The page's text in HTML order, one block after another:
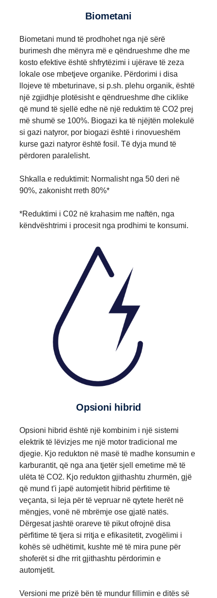
Biometani
Biometani mund të prodhohet nga një sërë
burimesh dhe mënyra më e qëndrueshme dhe me
kosto efektive është shfrytëzimi i ujërave të zeza
lokale ose mbetjeve organike. Përdorimi i disa
llojeve të mbeturinave, si p.sh. plehu organik, është
një zgjidhje plotësisht e qëndrueshme dhe ciklike
që mund të sjellë edhe në një reduktim të CO2 prej
më shumë se 100%. Biogazi ka të njëjtën molekulë
si gazi natyror, por biogazi është i rinovueshëm
kurse gazi natyror është fosil. Të dyja mund të
përdoren paralelisht.
Shkalla e reduktimit: Normalisht nga 50 deri në
90%, zakonisht rreth 80%*
*Reduktimi i C02 në krahasim me naftën, nga
këndvështrimi i procesit nga prodhimi te konsumi.
Opsioni hibrid
Opsioni hibrid është një kombinim i një sistemi
elektrik të lëvizjes me një motor tradicional me
djegie. Kjo redukton në masë të madhe konsumin e
karburantit, që nga ana tjetër sjell emetime më të
ulëta të CO2. Kjo redukton gjithashtu zhurmën, gjë
që mund t'i japë automjetit hibrid përfitime të
veçanta, si leja për të vepruar në qytete herët në
mëngjes, vonë në mbrëmje ose gjatë natës.
Dërgesat jashtë orareve të pikut ofrojnë disa
përfitime të tjera si rritja e efikasitetit, zvogëlimi i
kohës së udhëtimit, kushte më të mira pune për
shoferët si dhe rrit gjithashtu përdorimin e
automjetit.
Versioni me prizë bën të mundur fillimin e ditës së